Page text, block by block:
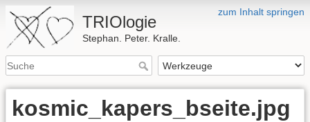
zum Inhalt springen
TRIOlogie
Stephan. Peter. Kralle.
kosmic_kapers_bseite.jpg